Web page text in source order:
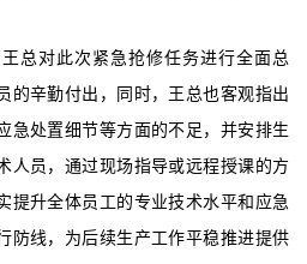
总对此次紧急抢修任务进行全面总
的辛勤付出，同时，王总也客观指出
急处置细节等方面的不足，并安排生
人员，通过现场指导或远程授课的方
提升全体员工的专业技术水平和应急
防线，为后续生产工作平稳推进提供